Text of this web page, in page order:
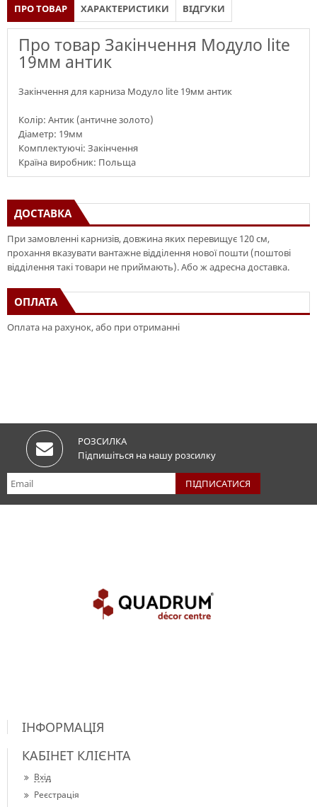
ПРО ТОВАР ХАРАКТЕРИСТИКИ ВІДГУКИ
Про товар Закінчення Модуло lite
19мм антик
Закінчення для карниза Модуло lite 19мм антик
Колір: Антик (античне золото)
Діаметр: 19мм
Комплектуючі: Закінчення
Країна виробник: Польща
ДОСТАВКА
При замовленні карнизів, довжина яких перевищує 120 см,
прохання вказувати вантажне відділення нової пошти (поштові
відділення такі товари не приймають). Або ж адресна доставка.
ОПЛАТА
Оплата на рахунок, або при отриманні
РОЗСИЛКА
Підпишіться на нашу розсилку
ІНФОРМАЦІЯ
КАБІНЕТ КЛІЄНТА
Вхід
Реєстрація